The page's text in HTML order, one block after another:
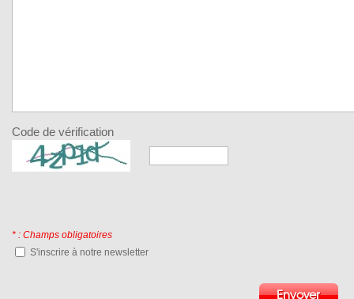
Code de vérification
* : Champs obligatoires
S'inscrire à notre newsletter